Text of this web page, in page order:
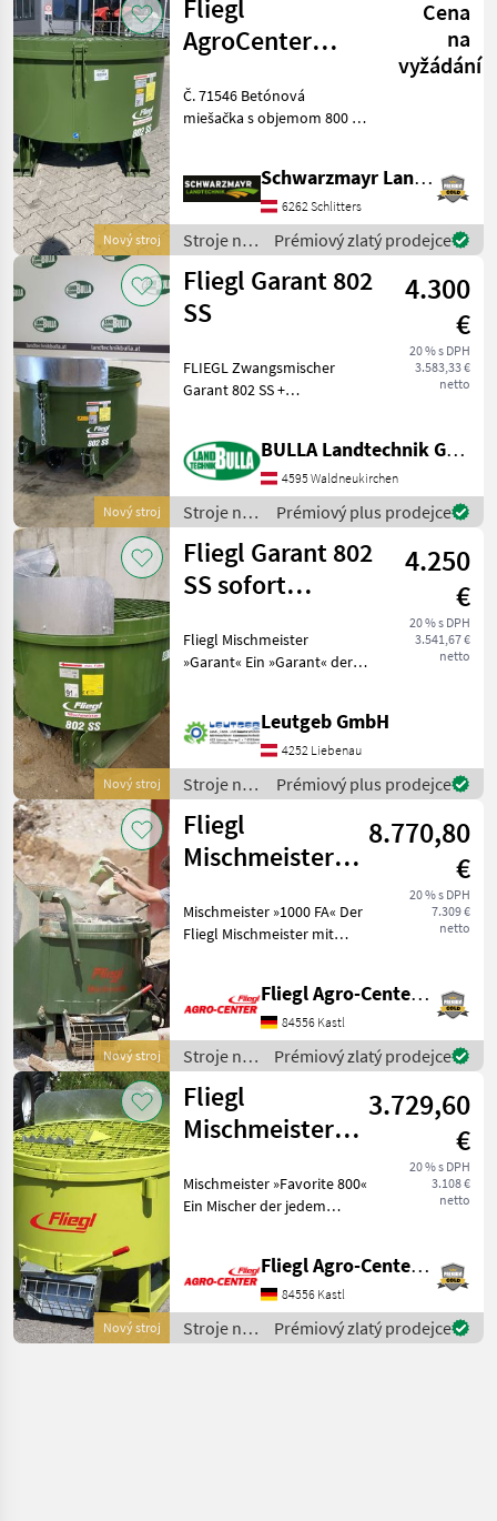
Fliegl
Nový stroj
Fliegl
AgroCenter
Cena
na
vyžádání
Č. 71546 Betónová
miešačka s objemom 800 l -
odpruženými 3-
lopatkovými miešacími
lopatkami - s výpustným
uzáverom vzad
Schwarzmayr Landtechnik GmbH - Schlitters
6262 Schlitters
Stroje na
stavbu /
Fliegl
Prémiový zlatý prodejce
Nový stroj
Fliegl Garant 802
SS
4.300
€
20 % s DPH
3.583,33 €
netto
FLIEGL Zwangsmischer
Garant 802 SS +
mm + 3-Blatt Mischfedern
im Winkel verstellbar +
Seitenwandabstreifer +
Auslaufruts
BULLA Landtechnik GmbH
4595 Waldneukirchen
Stroje na
stavbu /
Fliegl
Prémiový plus prodejce
Nový stroj
Fliegl Garant 802
SS sofort
4.250
€
20 % s DPH
3.541,67 €
netto
Fliegl Mischmeister
»Garant« Ein »Garant« der
wird. Überzeugen Sie sich
selbst durch höchste
Qualität und einer st
Leutgeb GmbH
4252 Liebenau
Stroje na
stavbu /
Fliegl
Prémiový plus prodejce
Nový stroj
Fliegl
Mischmeister
/ Füllautomatik
8.770,80
€
20 % s DPH
7.309 €
netto
Mischmeister »1000 FA« Der
Fliegl Mischmeister mit
Mörtel, Getreide und
Dünger geeignet. Die
gefederten Rührarme
Fliegl Agro-Center GmbH
84556 Kastl
Stroje na
stavbu /
Fliegl
Prémiový zlatý prodejce
Nový stroj
Fliegl
Mischmeister
3.729,60
€
20 % s DPH
3.108 €
netto
Mischmeister »Favorite 800«
Ein Mischer der jedem
harten Einsatz stellt.
Features » Einstellbarer
Seitenwand
Fliegl Agro-Center GmbH
84556 Kastl
Stroje na
stavbu /
Prémiový zlatý prodejce